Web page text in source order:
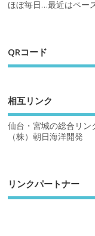
ほぼ毎日…最近はペー
QRコード
相互リンク
仙台・宮城の総合リ
（株）朝日海洋開発
リンクパートナー